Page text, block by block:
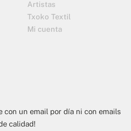
Artistas
Txoko Textil
Mi cuenta
con un email por día ni con emails
calidad!